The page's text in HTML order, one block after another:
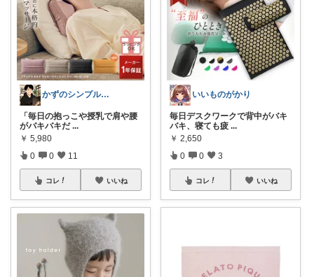
かずのシンプル生活｜一生モノに出会う場所
​「毎日の抱っこや授乳で肩や腰
がバキバキだ ...
￥ 5,980
0 0 11
コレ いいね
いいものがかり
毎日デスクワークで背中がバキ
バキ、寝ても疲 ...
￥ 2,650
0 0 3
コレ いいね